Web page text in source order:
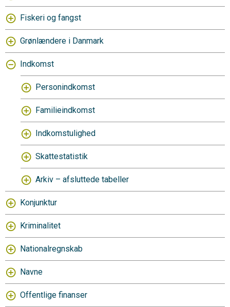
Fiskeri og fangst
Grønlændere i Danmark
Indkomst
Personindkomst
Familieindkomst
Indkomstulighed
Skattestatistik
Arkiv – afsluttede tabeller
Konjunktur
Kriminalitet
Nationalregnskab
Navne
Offentlige finanser